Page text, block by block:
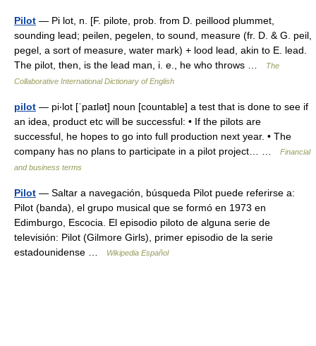
Pilot — Pi lot, n. [F. pilote, prob. from D. peillood plummet,
sounding lead; peilen, pegelen, to sound, measure (fr. D. & G. peil,
pegel, a sort of measure, water mark) + lood lead, akin to E. lead.
The pilot, then, is the lead man, i. e., he who throws …
The
Collaborative International Dictionary of English
pilot — pi‧lot [ˈpaɪlət] noun [countable] a test that is done to see if
an idea, product etc will be successful: • If the pilots are
successful, he hopes to go into full production next year. • The
company has no plans to participate in a pilot project… …
Financial
and business terms
Pilot — Saltar a navegación, búsqueda Pilot puede referirse a:
Pilot (banda), el grupo musical que se formó en 1973 en
Edimburgo, Escocia. El episodio piloto de alguna serie de
televisión: Pilot (Gilmore Girls), primer episodio de la serie
estadounidense …
Wikipedia Español